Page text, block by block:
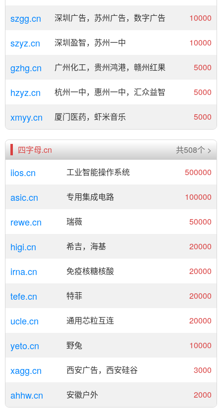
szgg.cn 深圳广告，苏州广告，数字广告 10000
szyz.cn 深圳盈智，苏州一中 10000
gzhg.cn 广州化工，贵州鸿港，赣州红果 5000
hzyz.cn 杭州一中，惠州一中，汇众益智 5000
xmyy.cn 厦门医药，虾米音乐 5000
四字母.cn 共508个 >
iios.cn 工业智能操作系统 500000
asic.cn 专用集成电路 100000
rewe.cn 瑞薇 50000
higi.cn 希吉，海基 20000
irna.cn 免疫核糖核酸 20000
tefe.cn 特菲 20000
ucle.cn 通用芯粒互连 20000
yeto.cn 野兔 10000
xagg.cn 西安广告，西安硅谷 3000
ahhw.cn 安徽户外 2000